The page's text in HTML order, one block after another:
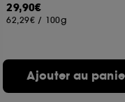
29,90€
62,29€ / 100g
Ajouter au